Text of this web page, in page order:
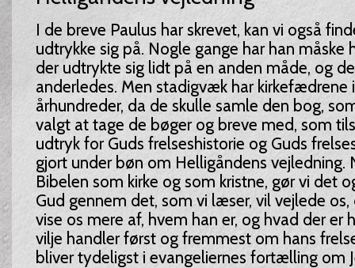
I de breve Paulus har skrevet, kan vi også
udtrykke sig på. Nogle gange har han måske
der udtrykte sig lidt på en anden måde, og
anderledes. Men stadigvæk har kirkefædrene
århundreder, da de skulle samle den bog,
valgt at tage de bøger og breve med, som
udtryk for Guds frelseshistorie og Guds
gjort under bøn om Helligåndens vejledning.
Bibelen som kirke og som kristne, gør vi det
Gud gennem det, som vi læser, vil vejlede
vise os mere af, hvem han er, og hvad der er
vilje handler først og fremmest om hans
bliver tydeligst i evangeliernes fortælling om